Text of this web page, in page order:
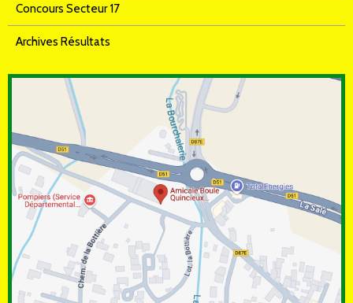
Concours Secteur 17
Archives Résultats